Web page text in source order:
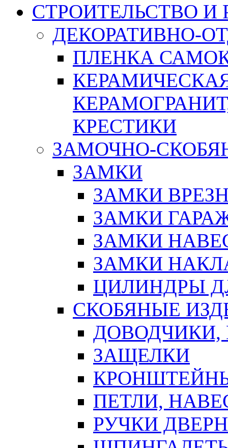
СТРОИТЕЛЬСТВО И
ДЕКОРАТИВНО-
ПЛЕНКА
КРЕСТИКИ
ЗАМОЧНО-
ЗАМКИ
ЗАМКИ
ЗАМКИ
ЗАМКИ
ЗАМКИ
ЦИЛИНДРЫ
СКОБЯНЫЕ
ЗАЩЕЛКИ
ПЕТЛИ,
РУЧКИ